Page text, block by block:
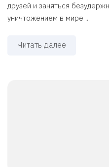
друзей и заняться
уничтожением в мире ...
Читать далее